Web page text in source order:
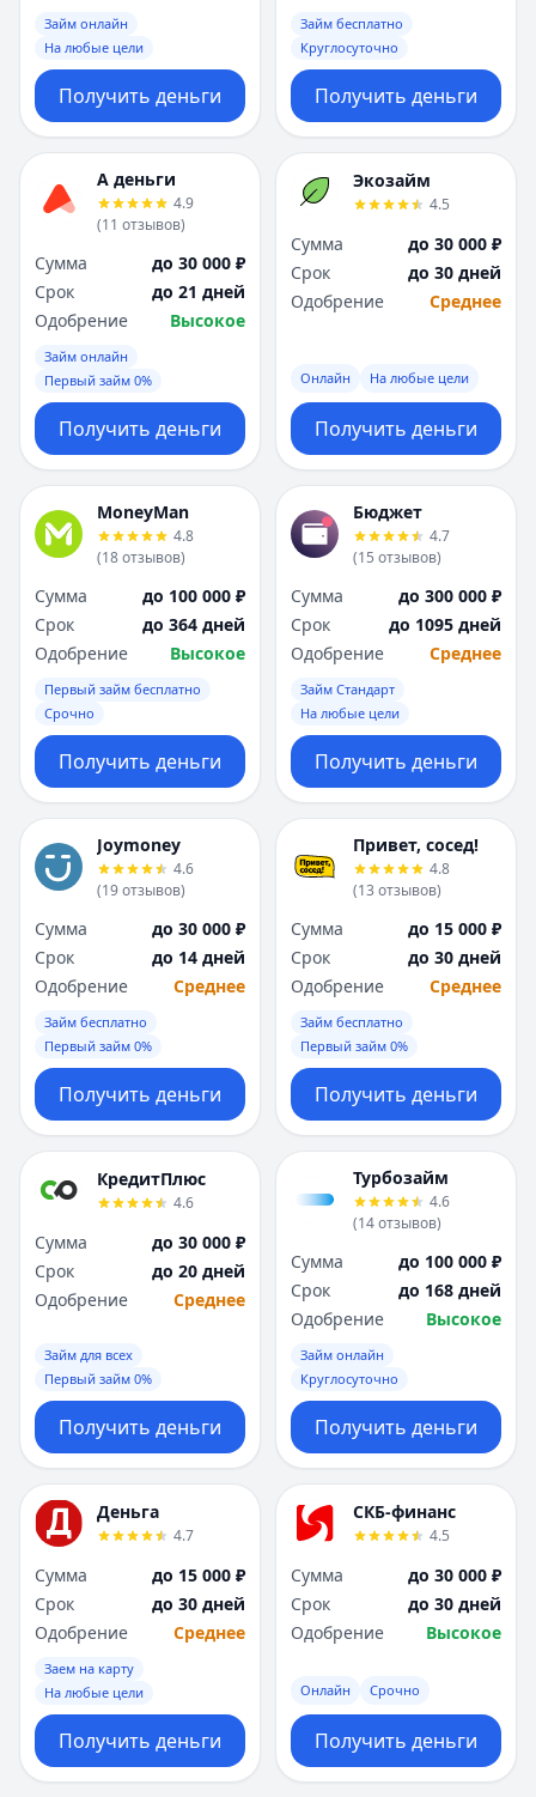
Займ онлайн
На любые цели
Получить деньги
Займ бесплатно
Круглосуточно
Получить деньги
А деньги
4.9
(11 отзывов)
Сумма
до 30 000 ₽
Срок
до 21 дней
Одобрение
Высокое
Займ онлайн
Первый займ 0%
Получить деньги
Экозайм
4.5
Сумма
до 30 000 ₽
Срок
до 30 дней
Одобрение
Среднее
Онлайн На любые цели
Получить деньги
MoneyMan
4.8
(18отзывов)
Сумма
до 100 000 ₽
Срок
до 364 дней
Одобрение
Высокое
Первый займ бесплатно
Срочно
Получить деньги
Бюджет
4.7
(15 отзывов)
Сумма
до 300 000 ₽
Срок
до 1095 дней
Одобрение
Среднее
Займ Стандарт
На любые цели
Получить деньги
Joymoney
4.6
(19отзывов)
Сумма
до 30 000 ₽
Срок
до 14 дней
Одобрение
Среднее
Займ бесплатно
Первый займ 0%
Получить деньги
Привет, сосед!
4.8
(13 отзывов)
Сумма
до 15 000 ₽
Срок
до 30 дней
Одобрение
Среднее
Займ бесплатно
Первый займ 0%
Получить деньги
КредитПлюс
4.6
Сумма
до 30 000 ₽
Срок
до 20 дней
Одобрение
Среднее
Займ для всех
Первый займ 0%
Получить деньги
Турбозайм
4.6
(14отзывов)
Сумма
до 100 000 ₽
Срок
до 168 дней
Одобрение
Высокое
Займ онлайн
Круглосуточно
Получить деньги
Деньга
4.7
Сумма
до 15 000 ₽
Срок
до 30 дней
Одобрение
Среднее
Заем на карту
На любые цели
Получить деньги
СКБ-финанс
4.5
Сумма
до 30 000 ₽
Срок
до 30 дней
Одобрение
Высокое
Онлайн Срочно
Получить деньги